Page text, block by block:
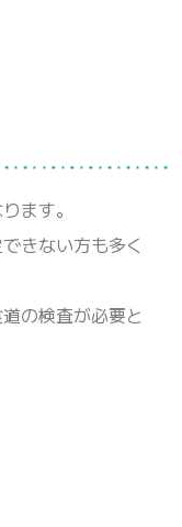
ます。
きない方も多く
の検査が必要と